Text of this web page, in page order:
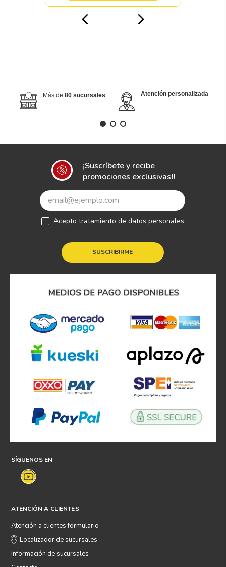
Más de 80 sucursales Atención personalizada
¡Suscríbete y recibe
promociones exclusivas!!
SUSCRIBIRME
Acepto tratamiento de datos personales
SÍGUENOS EN
ATENCIÓN A CLIENTES
Atención a clientes formulario
Localizador de sucursales
Información de sucursales